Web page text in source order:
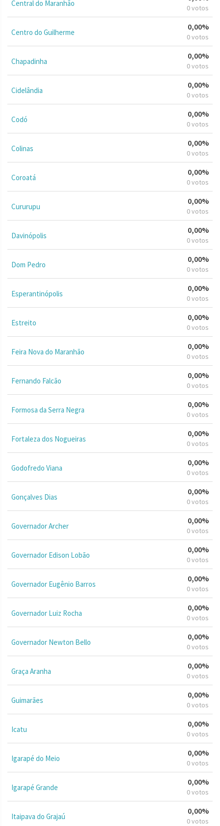
Central do Maranhão 0 votos
Centro do Guilherme
0,00%
0 votos
Chapadinha
0,00%
0 votos
Cidelândia
0,00%
0 votos
Codó
0,00%
0 votos
Colinas
0,00%
0 votos
Coroatá
0,00%
0 votos
Cururupu
0,00%
0 votos
Davinópolis
0,00%
0 votos
Dom Pedro
0,00%
0 votos
Esperantinópolis
0,00%
0 votos
Estreito
0,00%
0 votos
Feira Nova do Maranhão
0,00%
0 votos
Fernando Falcão
0,00%
0 votos
Formosa da Serra Negra
0,00%
0 votos
Fortaleza dos Nogueiras
0,00%
0 votos
Godofredo Viana
0,00%
0 votos
Gonçalves Dias
0,00%
0 votos
Governador Archer
0,00%
0 votos
Governador Edison Lobão
0,00%
0 votos
Governador Eugênio Barros
0,00%
0 votos
Governador Luiz Rocha
0,00%
0 votos
Governador Newton Bello
0,00%
0 votos
Graça Aranha
0,00%
0 votos
Guimarães
0,00%
0 votos
Icatu
0,00%
0 votos
Igarapé do Meio
0,00%
0 votos
Igarapé Grande
0,00%
0 votos
Itaipava do Grajaú
0,00%
0 votos